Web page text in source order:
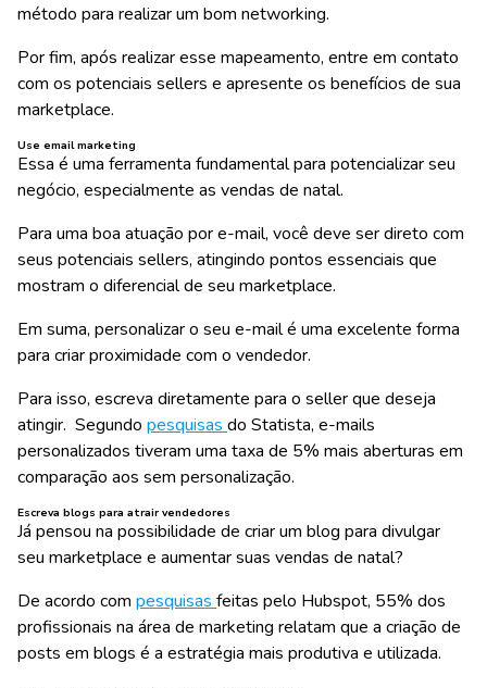
método para realizar um bom networking.
Por fim, após realizar esse mapeamento, entre em contato
com os potenciais sellers e apresente os benefícios de sua
marketplace.
Use email marketing
Essa é uma ferramenta fundamental para potencializar seu
negócio, especialmente as vendas de natal.
Para uma boa atuação por e-mail, você deve serdireto com
seus potenciais sellers, atingindo pontos essenciais que
mostram o diferencial de seu marketplace.
Em suma, personalizar o seu e-mailé uma excelente forma
para criar proximidade com o vendedor.
Para isso, escreva diretamente para o seller que deseja
atingir. Segundo pesquisas do Statista, e-mails
personalizados tiveram uma taxa de 5% mais aberturas em
comparação aos sem personalização.
Escreva blogs para atrair vendedores
Já pensou na possibilidade de criar um blog para divulgar
seu marketplace e aumentar suas vendas de natal?
De acordo com pesquisas feitas pelo Hubspot, 55% dos
profissionais na área de marketing relatam que a criação de
posts em blogs é a estratégia mais produtiva e utilizada.